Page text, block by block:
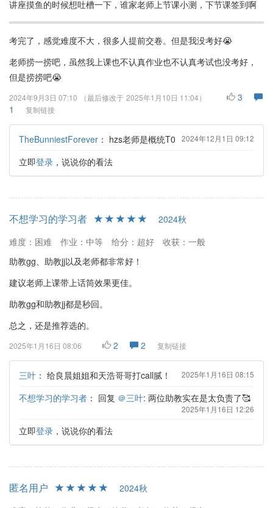
讲座摸鱼的时候想吐槽一下，谁家老师上节课小测，下节课签到啊
考完了，感觉难度不大，很多人提前交卷。但是我没考好😭
老师捞一捞吧，虽然我上课也不认真作业也不认真考试也没考好，
但是捞捞吧😭
2024年9月3日 07:10 （最后修改于 2025年1月10日 11:04）
3
1
复制链接
TheBunniestForever ： hzs老师是概统T0 2024年12月1日 09:12
立即登录 ，说说你的看法
不想学习的学习者
2024秋
难度：困难
作业：中等 给分：超好
收获：一般
助教gg、助教jj以及老师都非常好！
建议老师上课带上话筒效果更佳。
助教gg和助教jj都是秒回。
总之，还是推荐选的。
2025年1月16日 08:06 2 2 复制链接
三叶 ： 给良晨姐姐和天浩哥哥打call腻！ 2025年1月16日 08:15
不想学习的学习者 ： 回复 ＠三叶: 两位助教实在是太负责了🥰
2025年1月16日 12:26
立即登录 ，说说你的看法
匿名用户
2024秋